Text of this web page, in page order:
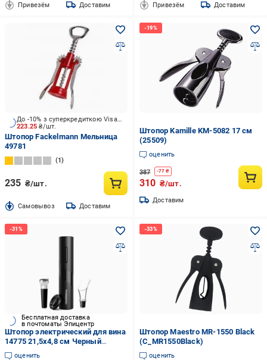
Привезём Доставим Привезём Доставим
223.25₴/шт.
До -10% з суперкредиткою Visa Вигода
Штопор Fackelmann Мельница
49781
1
235 ₴/шт.
Cамовывоз Доставим
Штопор Kamille KM-5082 17 см
(25509)
оценить
387 -77 ₴
310 ₴/шт.
Доставим
Бесплатная доставка
в почтоматы Эпицентр
Штопор электрический для вина
14775 21,5х4,8 см Черный
(4993587)
оценить
Штопор Maestro MR-1550 Black
(C_MR1550Black)
оценить